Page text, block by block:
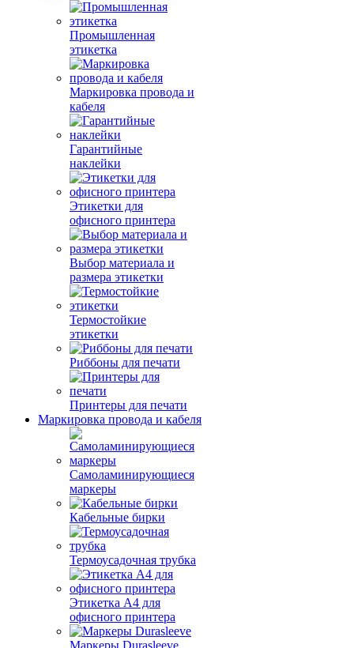
Промышленная
этикетка
Маркировка провода и
кабеля
Гарантийные
наклейки
Этикетки для
офисного принтера
Выбор материала и
размера этикетки
Термостойкие
этикетки
Риббоны для печати
Принтеры для печати
Маркировка провода и кабеля
Самоламинирующиеся
маркеры
Кабельные бирки
Термоусадочная трубка
Этикетка А4 для
офисного принтера
Маркеры Durasleeve